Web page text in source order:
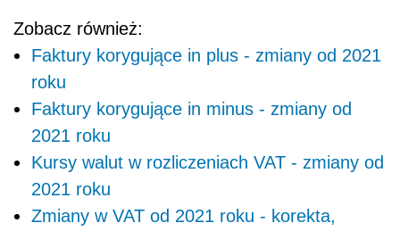
Zobacz również:
Faktury korygujące in plus - zmiany od 2021
roku
Faktury korygujące in minus - zmiany od
2021 roku
Kursy walut w rozliczeniach VAT - zmiany od
2021 roku
Zmiany w VAT od 2021 roku - korekta,